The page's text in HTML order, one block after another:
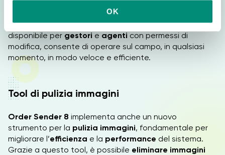
e
OK
Per una maggioreautonomiaper la Rete Vendita, è
la possibilità di gestire le
cancellazionianche da mobile. Questa funzionalità,
disponibile per gestori e agenti con permessi di
modifica, consente di operare sul campo, in qualsiasi
momento, in modo veloce e efficiente.
Tool di pulizia immagini
Order Sender 8 implementa anche un nuovo
strumento per la pulizia immagini, fondamentale per
migliorare l’efficienza e la performance del sistema.
Grazie a questo tool, è possibile eliminare immagini